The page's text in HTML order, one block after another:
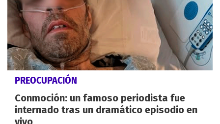
PREOCUPACIÓN
Conmoción: un famoso periodista fue
internado tras un dramático episodio en
vivo